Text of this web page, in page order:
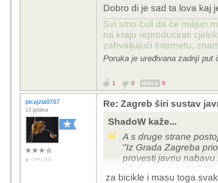
najbolje on je tak
ko da sve sam
Nakral se za tri zivota
Dobro di je sad ta lova kaj
Svi smo čuli da će milijun
na kraju reproducirati
zahvaljujući Internetu,
Poruka je uređivana zadnji put
1 0 HVALA 0
picajzla0707
13 godina
OFFLINE
Re: Zagreb širi sustav
ShadoW kaže...
A s druge strane
"Iz Grada Zagreba
provesti javnu
ali da
se na
za bicikle i masu toga